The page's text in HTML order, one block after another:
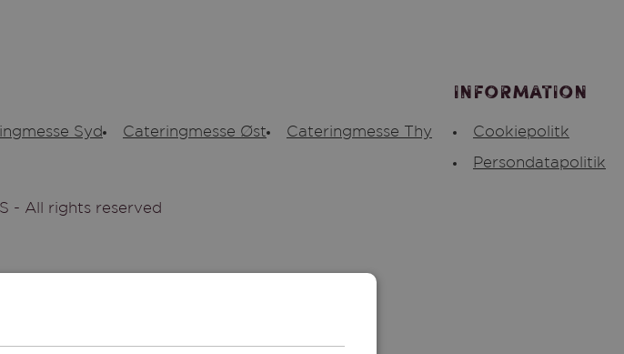
Syd Cateringmesse Øst Cateringmesse Thy
Information
Cookiepolitk
Persondatapolitik
- All rights reserved